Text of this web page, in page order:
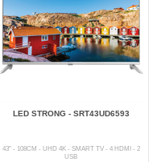
LED STRONG - SRT43UD6593
43" - 108CM - UHD 4K - SMART TV - 4 HDMI - 2
USB